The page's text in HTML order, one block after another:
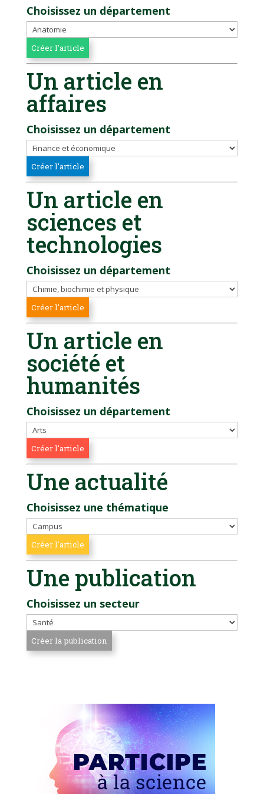
Choisissez un département
Un article en
affaires
Choisissez un département
Un article en
sciences et
technologies
Choisissez un département
Un article en
société et
humanités
Choisissez un département
Une actualité
Choisissez une thématique
Une publication
Choisissez un secteur